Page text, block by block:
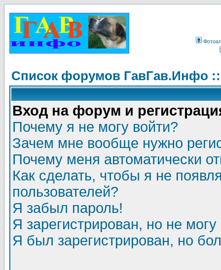
Список форумов ГавГав.Инфо
Вход на форум и
Почему я не могу войти?
Зачем мне вообще нужно
Почему меня автоматически
Как сделать, чтобы я не
пользователей?
Я забыл пароль!
Я зарегистрирован, но не могу
Я был зарегистрирован, но